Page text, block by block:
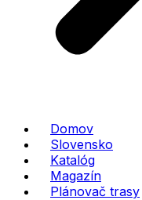
Domov
Slovensko
Katalóg
Magazín
Plánovač trasy